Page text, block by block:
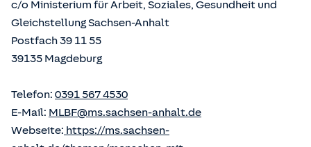
c/o Ministerium für Arbeit, Soziales, Gesundheit und
Gleichstellung Sachsen-Anhalt
Postfach 39 11 55
39135 Magdeburg
Telefon: 0391 567 4530
E-Mail: MLBF@ms.sachsen-anhalt.de
Webseite: https://ms.sachsen-